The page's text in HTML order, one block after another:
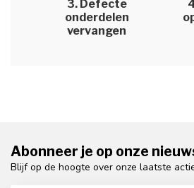
3. Defecte
onderdelen
vervangen
Abonneer je op onze
Blijf op de hoogte over onze laatste